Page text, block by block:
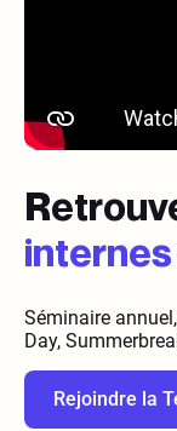
internes
Séminaire
Day,
Rejoindre la